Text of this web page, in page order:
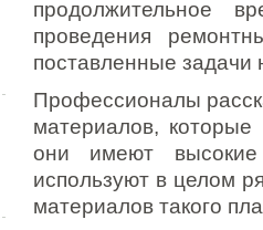
продолжительное
проведения
поставленные
Профессионалы
материалов,
они имеют высокие
используют в целом
материалов такого